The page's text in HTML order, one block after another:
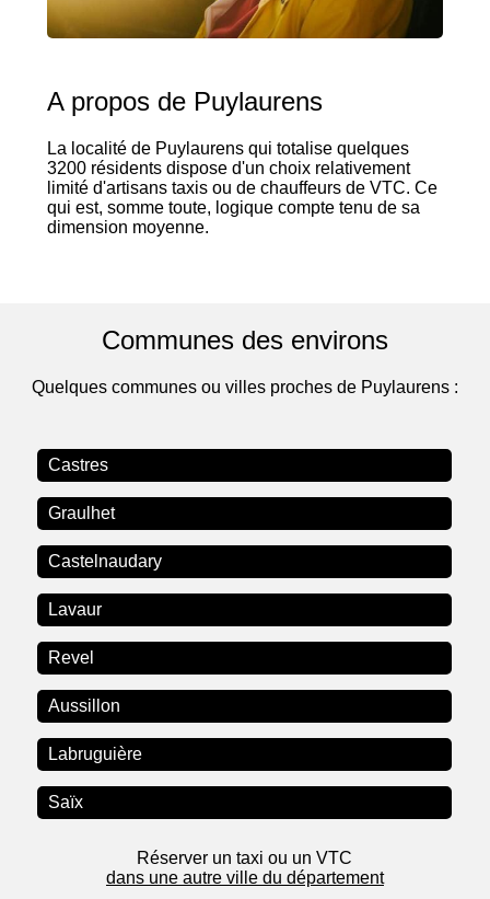
A propos de Puylaurens
La localité de Puylaurens qui totalise quelques
3200 résidents dispose d'un choix relativement
limité d'artisans taxis ou de chauffeurs de VTC. Ce
qui est, somme toute, logique compte tenu de sa
dimension moyenne.
Communes des environs
Quelques communes ou villes proches de Puylaurens :
Castres
Graulhet
Castelnaudary
Lavaur
Revel
Aussillon
Labruguière
Saïx
Réserver un taxi ou un VTC
dans une autre ville du département